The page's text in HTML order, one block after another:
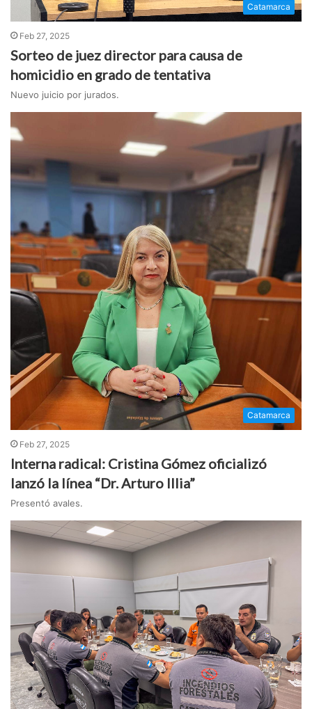
Catamarca
Feb 27, 2025
Sorteo de juez director para causa de
homicidio en grado de tentativa
Nuevo juicio por jurados.
Catamarca
Feb 27, 2025
Interna radical: Cristina Gómez oficializó
lanzó la línea “Dr. Arturo Illia”
Presentó avales.